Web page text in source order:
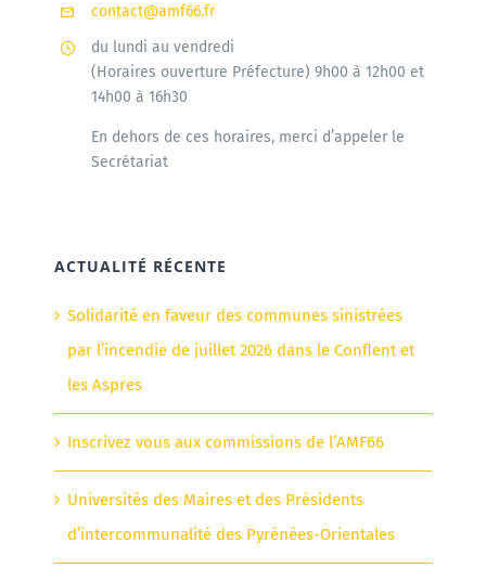
contact@amf66.fr
du lundi au vendredi
(Horaires ouverture Préfecture) 9h00 à 12h00 et
14h00 à 16h30
En dehors de ces horaires, merci d’appeler le
Secrétariat
ACTUALITÉ RÉCENTE
Solidarité en faveur des communes sinistrées
par l’incendie de juillet 2026 dans le Conflent et
les Aspres
Inscrivez vous aux commissions de l’AMF66
Universités des Maires et des Présidents
d’intercommunalité des Pyrénées-Orientales